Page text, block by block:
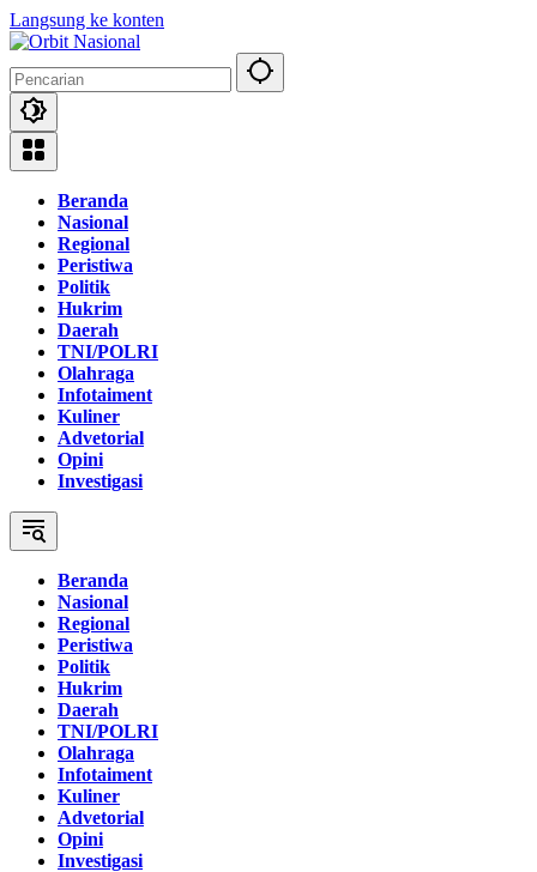
Langsung ke konten
Beranda
Nasional
Regional
Peristiwa
Politik
Hukrim
Daerah
TNI/POLRI
Olahraga
Infotaiment
Kuliner
Advetorial
Opini
Investigasi
Beranda
Nasional
Regional
Peristiwa
Politik
Hukrim
Daerah
TNI/POLRI
Olahraga
Infotaiment
Kuliner
Advetorial
Opini
Investigasi